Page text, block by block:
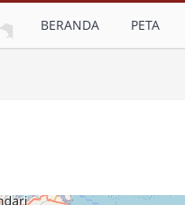
BERANDA PETA